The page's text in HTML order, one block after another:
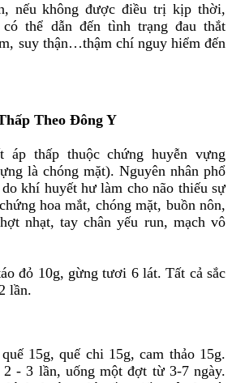
nếu không được điều trị kịp thời,
thể dẫn đến tình trạng đau thắt
suy thận…thậm chí nguy hiểm đến
Theo Đông Y
áp thấp thuộc chứng huyễn vựng
là chóng mặt). Nguyên nhân phổ
khí huyết hư làm cho não thiếu sự
hoa mắt, chóng mặt, buồn nôn,
nhạt, tay chân yếu run, mạch vô
đỏ 10g, gừng tươi 6 lát. Tất cả sắc
lần.
15g, quế chi 15g, cam thảo 15g.
2 - 3 lần, uống một đợt từ 3-7 ngày.